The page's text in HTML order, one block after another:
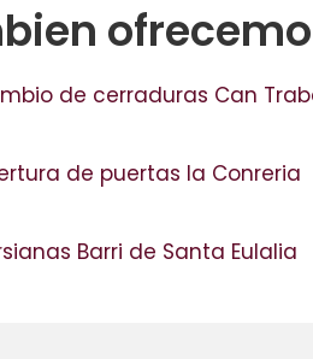
de cerraduras Can
de puertas la Conreria
Barri de Santa Eulalia